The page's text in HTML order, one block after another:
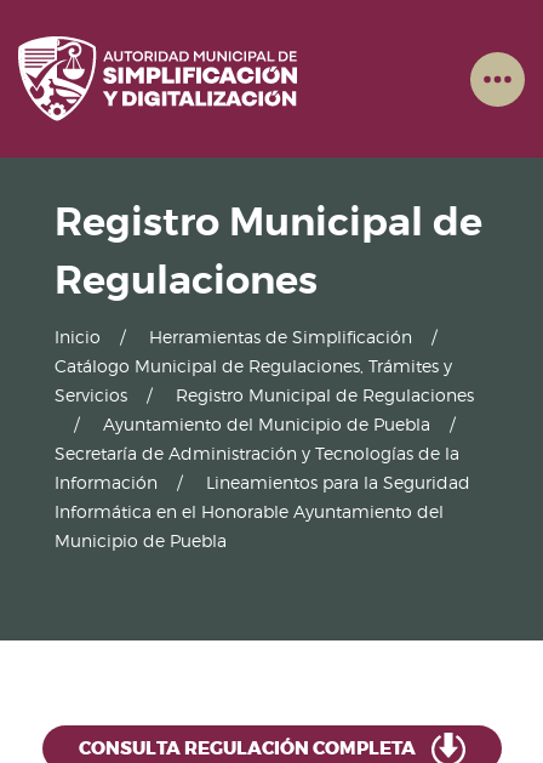
Registro Municipal de
Regulaciones
Inicio
Herramientas de Simplificación
Catálogo Municipal de Regulaciones, Trámites y
Servicios
Registro Municipal de Regulaciones
Ayuntamiento del Municipio de Puebla
Secretaría de Administración y Tecnologías de la
Información
Lineamientos para la Seguridad
Informática en el Honorable Ayuntamiento del
Municipio de Puebla
CONSULTA REGULACIÓN COMPLETA